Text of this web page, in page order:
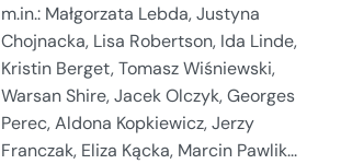
m.in.: Małgorzata Lebda, Justyna
Chojnacka, Lisa Robertson, Ida Linde,
Kristin Berget, Tomasz Wiśniewski,
Warsan Shire, Jacek Olczyk, Georges
Perec, Aldona Kopkiewicz, Jerzy
Franczak, Eliza Kącka, Marcin Pawlik...